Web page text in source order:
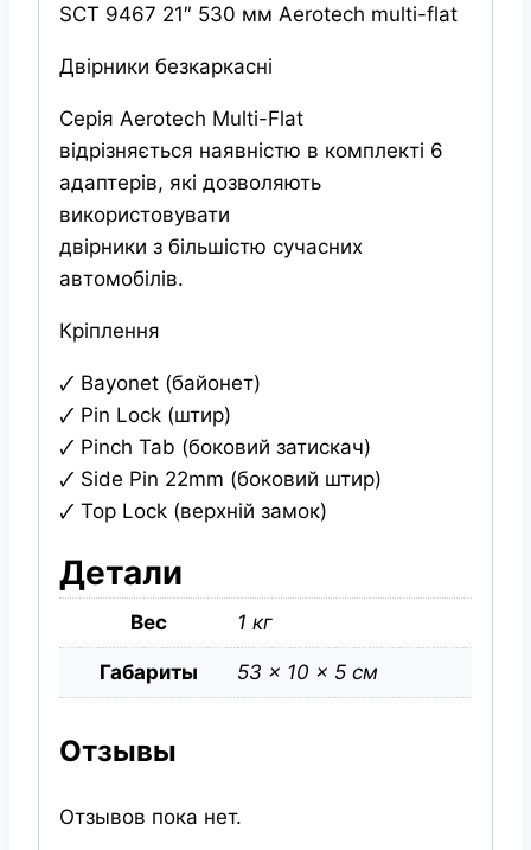
SCT 9467 21″ 530 мм Aerotech multi-flat
Двірники безкаркасні
Серія Aerotech Multi-Flat
відрізняється наявністю в комплекті 6
адаптерів, які дозволяють
використовувати
двірники з більшістю сучасних
автомобілів.
Кріплення
🗸 Bayonet (байонет)
🗸 Pin Lock (штир)
🗸 Pinch Tab (боковий затискач)
🗸 Side Pin 22mm (боковий штир)
🗸 Top Lock (верхній замок)
Детали
Вес 1 кг
Габариты 53 × 10 × 5 см
Отзывы
Отзывов пока нет.